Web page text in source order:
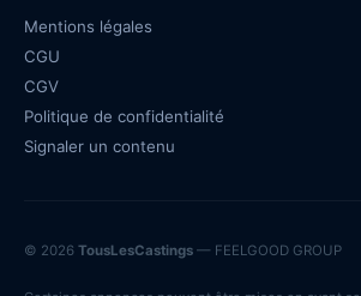
Mentions légales
CGU
CGV
Politique de confidentialité
Signaler un contenu
© 2026 TousLesCastings — FEELGOOD GROUP